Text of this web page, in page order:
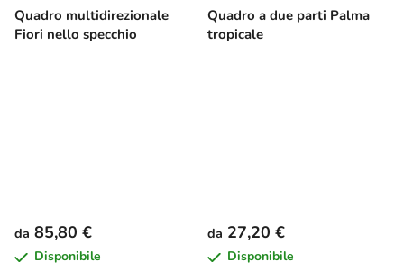
Quadro multidirezionale
Fiori nello specchio
Quadro a due parti Palma
tropicale
da 85,80 €
Disponibile
da 27,20 €
Disponibile